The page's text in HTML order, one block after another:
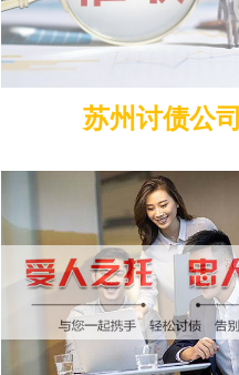
苏州讨债公司